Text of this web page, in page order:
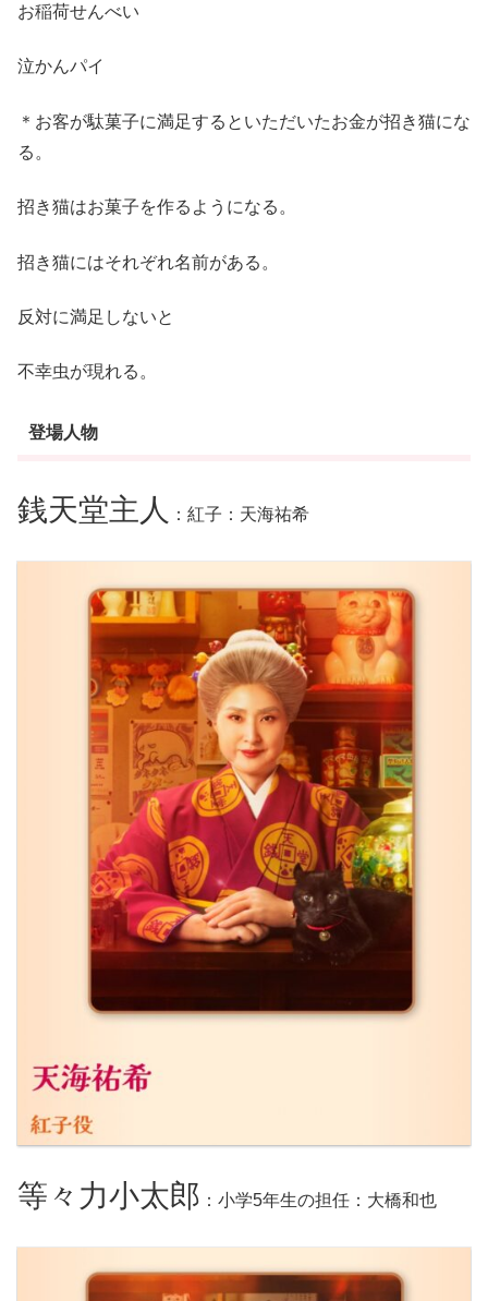
お稲荷せんべい
泣かんパイ
＊お客が駄菓子に満足するといただいたお金が招き猫にな
る。
招き猫はお菓子を作るようになる。
招き猫にはそれぞれ名前がある。
反対に満足しないと
不幸虫が現れる。
登場人物
銭天堂主人 ：紅子：天海祐希
等々力小太郎 ：小学5年生の担任：大橋和也